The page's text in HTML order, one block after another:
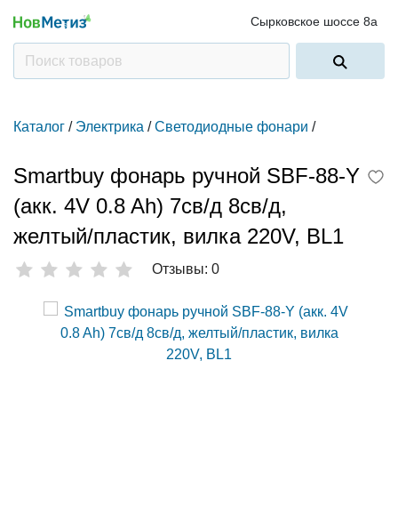
Сырковское шоссе 8а
Каталог / Электрика / Светодиодные фонари /
Smartbuy фонарь ручной SBF-88-Y
(акк. 4V 0.8 Ah) 7св/д 8св/д,
желтый/пластик, вилка 220V, BL1
Отзывы: 0